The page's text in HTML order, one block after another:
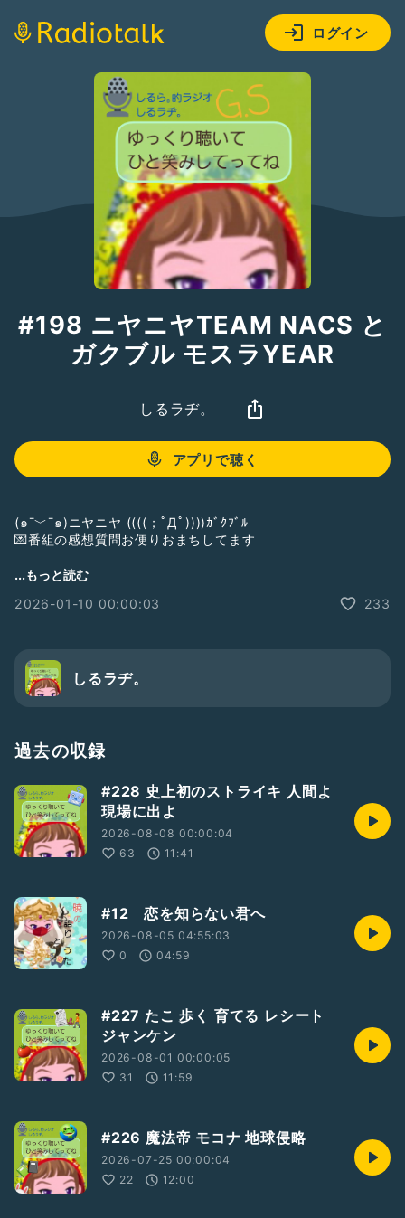
ログイン
#198 ニヤニヤTEAM NACS と
ガクブル モスラYEAR
しるラヂ。
アプリで聴く
(๑¯﹀¯๑)ニヤニヤ ((((；ﾟДﾟ))))ｶﾞｸﾌﾞﾙ
💌番組の感想質問お便りおまちしてます
ニヤニヤ ガクブル
ゆっくり聴いて
お便りギフト
💌#Hisa さん
聴いてくれてありがとう
今宵の しるラヂ｡は
どうだったかな(*ﾉ>ᴗ<)
番組の感想質問などなど
お便りメッセージ
おまちしてます
バックナンバー
しるラヂ｡#0~ #197
MusicDay#01~
#いつでもどこででもひと笑みタイム
#198 #新着
...もっと読む
2026-01-10 00:00:03
233
しるラヂ。
過去の収録
#228 史上初のストライキ 人間よ
現場に出よ
2026-08-08 00:00:04
63
11:41
#12 恋を知らない君へ
2026-08-05 04:55:03
0
04:59
#227 たこ 歩く 育てる レシート
ジャンケン
2026-08-01 00:00:05
31
11:59
#226 魔法帝 モコナ 地球侵略
2026-07-25 00:00:04
22
12:00